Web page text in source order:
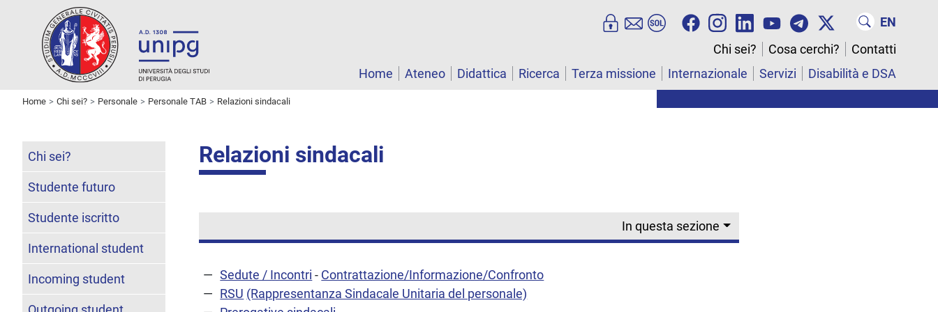
EN
Chi sei?
Cosa cerchi?
Contatti
Home
Ateneo Didattica Ricerca Terza missione Internazionale Servizi Disabilità e DSA
Home Chi sei? Personale Personale TAB Relazioni sindacali
Relazioni sindacali
In questa sezione
Sedute / Incontri - Contrattazione/Informazione/Confronto
RSU (Rappresentanza Sindacale Unitaria del personale)
Chi sei?
Studente futuro
Studente iscritto
International student
Incoming student